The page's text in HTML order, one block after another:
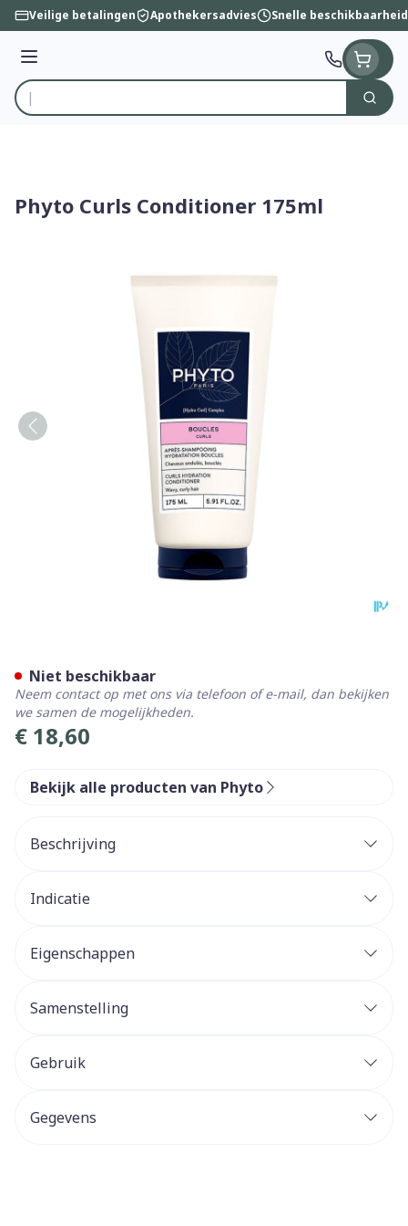
Ga naar de inhoud
Veilige betalingen Apothekersadvies Snelle beschikbaarheid
Menu
Product, merk, categorie...
Zoek
Phyto Curls Conditioner 175ml
€ 18,60
Niet beschikbaar
Neem contact op met ons via telefoon of e-mail, dan bekijken
we samen de mogelijkheden.
Bekijk alle producten van Phyto
Beschrijving
Indicatie
Eigenschappen
Samenstelling
Gebruik
Gegevens